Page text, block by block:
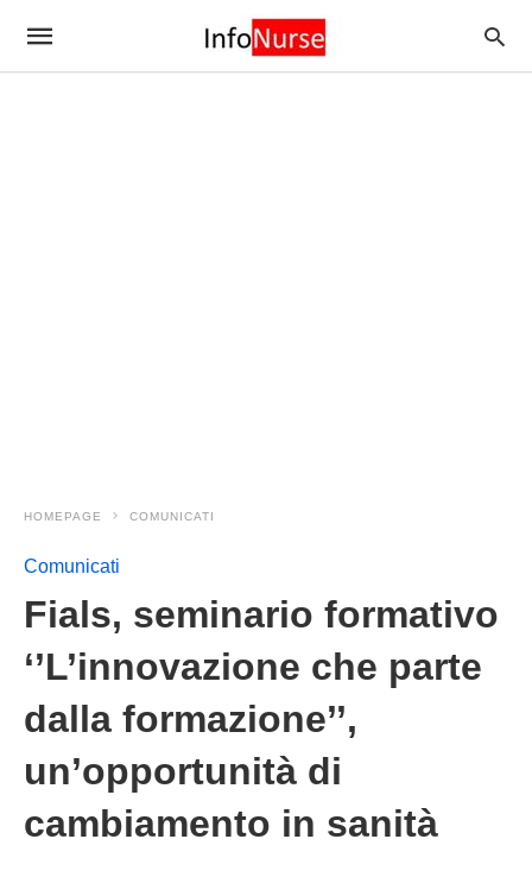
HOMEPAGE COMUNICATI
Comunicati
Fials, seminario formativo
‘’L’innovazione che parte
dalla formazione’’,
un’opportunità di
cambiamento in sanità